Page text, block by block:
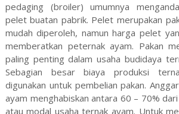
pedaging (broiler) umumnya
pelet buatan pabrik. Pelet merupakan
mudah diperoleh, namun harga pelet
memberatkan peternak ayam. Pakan
paling penting dalam usaha budidaya
Sebagian besar biaya produksi
digunakan untuk pembelian pakan.
ayam menghabiskan antara 60 – 70%
atau modal usaha ternak ayam. Untuk